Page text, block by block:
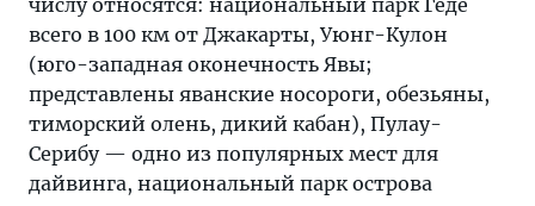
всего в 100 км от Джакарты, Уюнг-Кулон
(юго-западная оконечность Явы;
представлены яванские носороги, обезьяны,
тиморский олень, дикий кабан), Пулау-
Серибу — одно из популярных мест для
дайвинга, национальный парк острова